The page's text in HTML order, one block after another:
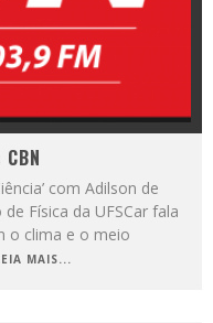
com Adilson de
Física da UFSCar fala
o clima e o meio
MAIS...